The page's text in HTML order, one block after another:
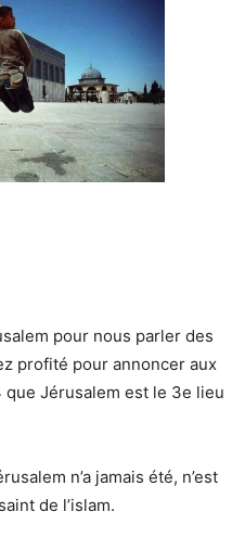
pour nous parler des
profité pour annoncer aux
Jérusalem est le 3e lieu
n’a jamais été, n’est
de l’islam.